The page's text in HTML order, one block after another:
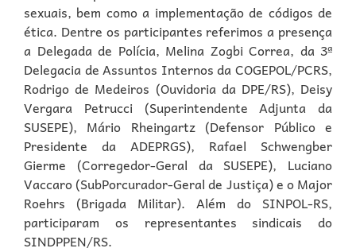
sexuais, bem como a implementação de códigos de
ética. Dentre os participantes referimos a presença
a Delegada de Polícia, Melina Zogbi Correa, da 3ª
Delegacia de Assuntos Internos da COGEPOL/PCRS,
Rodrigo de Medeiros (Ouvidoria da DPE/RS), Deisy
Vergara Petrucci (Superintendente Adjunta da
SUSEPE), Mário Rheingartz (Defensor Público e
Presidente da ADEPRGS), Rafael Schwengber
Gierme (Corregedor-Geral da SUSEPE), Luciano
Vaccaro (SubPorcurador-Geral de Justiça) e o Major
Roehrs (Brigada Militar). Além do SINPOL-RS,
participaram os representantes sindicais do
SINDPPEN/RS.